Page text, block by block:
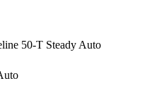
50-T Steady Auto